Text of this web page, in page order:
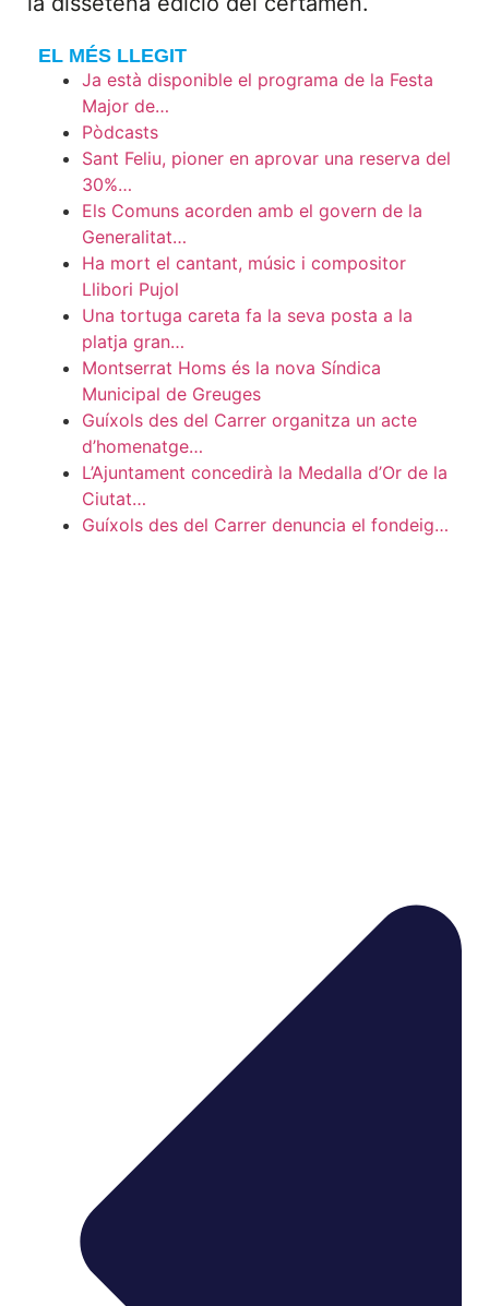
EL MÉS LLEGIT
Ja està disponible el programa de la Festa
Major de…
Pòdcasts
Sant Feliu, pioner en aprovar una reserva del
30%…
Els Comuns acorden amb el govern de la
Generalitat…
Ha mort el cantant, músic i compositor
Llibori Pujol
Una tortuga careta fa la seva posta a la
platja gran…
Montserrat Homs és la nova Síndica
Municipal de Greuges
Guíxols des del Carrer organitza un acte
d’homenatge…
L’Ajuntament concedirà la Medalla d’Or de la
Ciutat…
Guíxols des del Carrer denuncia el fondeig…